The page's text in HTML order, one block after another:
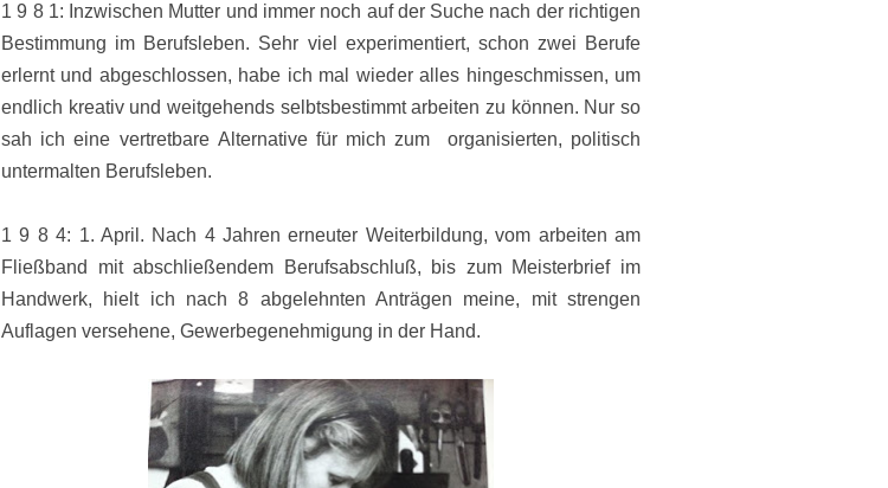
1 9 8 1: Inzwischen Mutter und immer noch auf der Suche nach der richtigen
Bestimmung im Berufsleben. Sehr viel experimentiert, schon zwei Berufe
erlernt und abgeschlossen, habe ich mal wieder alles hingeschmissen, um
endlich kreativ und weitgehends selbtsbestimmt arbeiten zu können. Nur so
sah ich eine vertretbare Alternative für mich zum organisierten, politisch
untermalten Berufsleben.
1 9 8 4: 1. April. Nach 4 Jahren erneuter Weiterbildung, vom arbeiten am
Fließband mit abschließendem Berufsabschluß, bis zum Meisterbrief im
Handwerk, hielt ich nach 8 abgelehnten Anträgen meine, mit strengen
Auflagen versehene, Gewerbegenehmigung in der Hand.